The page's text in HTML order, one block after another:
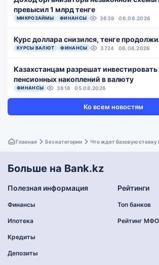
превысил 1 млрд тенге
МИКРОЗАЙМЫ ФИНАНСЫ 3639 06.08.2026
Курс доллара снизился, тенге
КУРСЫ ВАЛЮТ ФИНАНСЫ 3724 06.08.2026
Казахстанцам разрешат инвестировать
пенсионных накоплений в валюту
ФИНАНСЫ 3818 05.08.2026
Ко всем новостям
Главная Без категории Что ждет базовую ставку
Больше на Bank.kz
Полезная информация
Финансы
Ипотека
Кредиты
Депозиты
Рейтинги
Топ банков
Рейтинг МФО